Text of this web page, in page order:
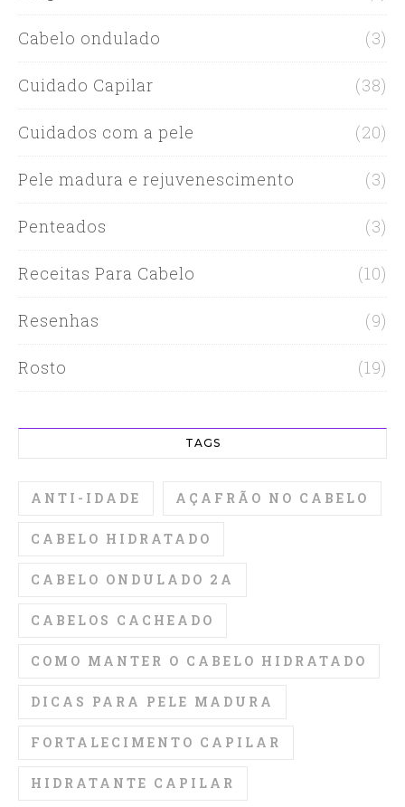
Cabelo ondulado (3)
Cuidado Capilar (38)
Cuidados com a pele (20)
Pele madura e rejuvenescimento (3)
Penteados (3)
Receitas Para Cabelo (10)
Resenhas (9)
Rosto (19)
TAGS
ANTI-IDADE AÇAFRÃO NO CABELO
CABELO HIDRATADO
CABELO ONDULADO 2A
CABELOS CACHEADO
COMO MANTER O CABELO HIDRATADO
DICAS PARA PELE MADURA
FORTALECIMENTO CAPILAR
HIDRATANTE CAPILAR